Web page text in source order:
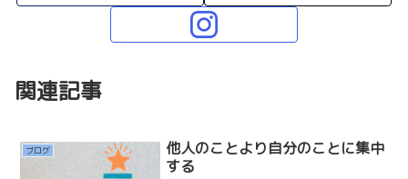
関連記事
ブログ
他人のことより自分のことに集中
する